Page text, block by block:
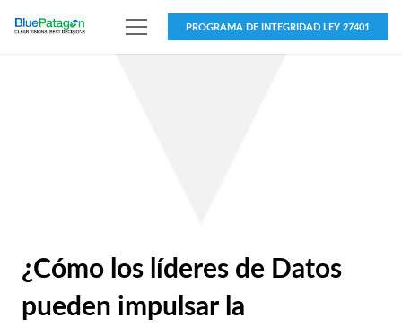
PROGRAMA DE INTEGRIDAD LEY 27401
¿Cómo los líderes de Datos
pueden impulsar la